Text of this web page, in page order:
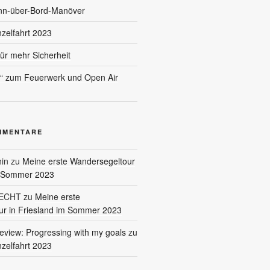
über-Bord-Manöver
2023
mehr Sicherheit
zum Feuerwerk und Open Air
zu Meine erste Wandersegeltour
2023
zu Meine erste
in Friesland im Sommer 2023
Progressing with my goalszu
2023